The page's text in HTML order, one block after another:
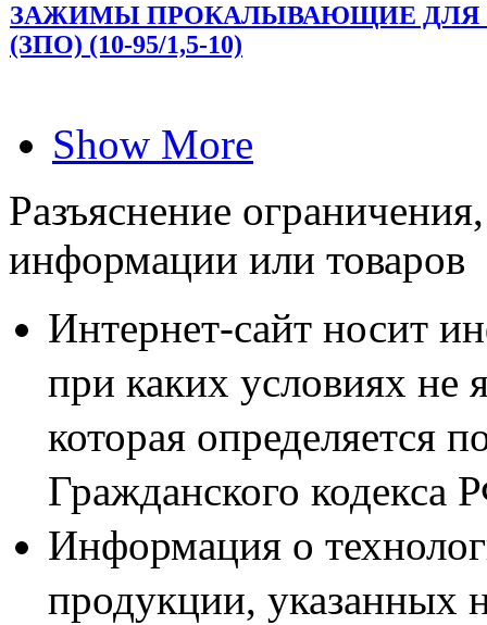
ЗАЖИМЫ ПРОКАЛЫВАЮЩИЕ ДЛЯ
(ЗПО) (10-95/1,5-10)
Show More
Разъяснение
информации или товаров
Интернет-сайт носит
при каких условиях не
которая определяется
Гражданского кодекса
Информация о
продукции, указанных